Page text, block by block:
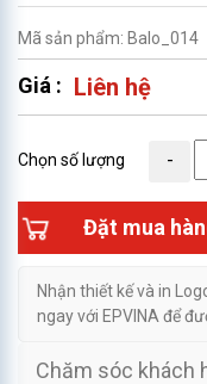
Mã sản phẩm: Balo_014
Giá : Liên hệ
Chọn số lượng
Đặt mua
Nhận thiết kế và in
ngay với EPVINA để
Chăm sóc khách